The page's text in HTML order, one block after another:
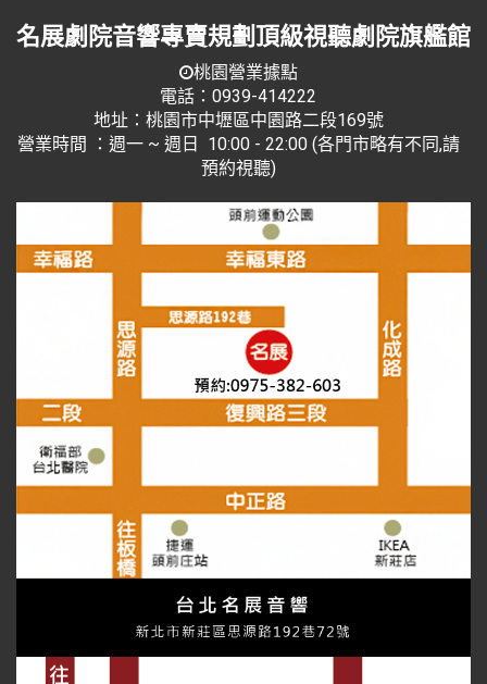
名展劇院音響專賣規劃頂級視聽劇院旗艦館
桃園營業據點
電話：0939-414222
地址：桃園市中壢區中園路二段169號
營業時間 ：週一 ~ 週日 10:00 - 22:00 (各門市略有不同,請
預約視聽)